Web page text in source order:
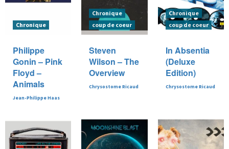
Chronique
Philippe
Gonin – Pink
Floyd –
Animals
Jean-Philippe Haas
Chronique
coup de coeur
Steven
Wilson – The
Overview
Chrysostome Ricaud
Chronique
coup de coeur
In Absentia
(Deluxe
Edition)
Chrysostome Ricaud